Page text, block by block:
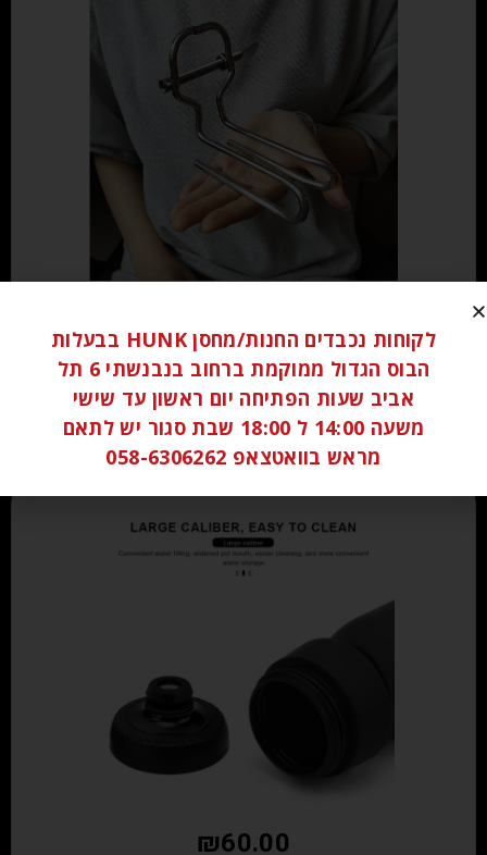
הוספה לסל
₪60.00
לקוחות נכבדים החנות/מחסן HUNK בבעלות
הבוס הגדול ממוקמת ברחוב בנבנשתי 6 תל
אביב שעות הפתיחה יום ראשון עד שישי
משעה 14:00 ל 18:00 שבת סגור יש לתאם
מראש בוואטצאפ 058-6306262